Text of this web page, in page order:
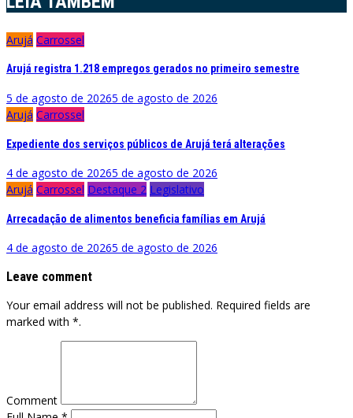
Arujá Carrossel
Arujá registra 1.218 empregos gerados no primeiro semestre
5 de agosto de 20265 de agosto de 2026
Arujá Carrossel
Expediente dos serviços públicos de Arujá terá alterações
4 de agosto de 20265 de agosto de 2026
Arujá Carrossel Destaque 2 Legislativo
Arrecadação de alimentos beneficia famílias em Arujá
4 de agosto de 20265 de agosto de 2026
Leave comment
Your email address will not be published. Required fields are
marked with *.
Comment